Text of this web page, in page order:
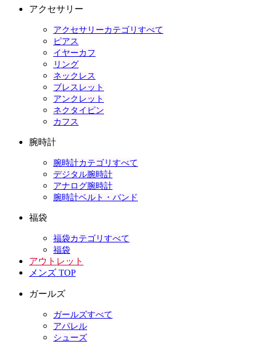
アクセサリー
アクセサリーカテゴリすべて
ピアス
イヤーカフ
リング
ネックレス
ブレスレット
アンクレット
ネクタイピン
カフス
腕時計
腕時計カテゴリすべて
デジタル腕時計
アナログ腕時計
腕時計ベルト・バンド
福袋
福袋カテゴリすべて
福袋
アウトレット
メンズ TOP
ガールズ
ガールズすべて
アパレル
シューズ